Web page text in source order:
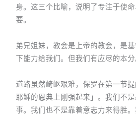
身。这三个比喻，说明了专注于使
要。
弟兄姐妹，教会是上帝的教会，是
下能力给我们。但我们有应尽的本分
道路虽然崎岖艰难，保罗在第一节
耶稣的恩典上刚强起来」。我们不
事。我们也不是靠着意志力来得胜